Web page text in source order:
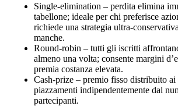
Single‑elimination – perdita elimina
tabellone; ideale per chi preferisce
richiede una strategia
manche.
Round‑robin – tutti gli iscritti
almeno una volta; consente margini
premia costanza elevata.
Cash‑prize – premio fisso distribuito
piazzamenti indipendentemente dal
partecipanti.